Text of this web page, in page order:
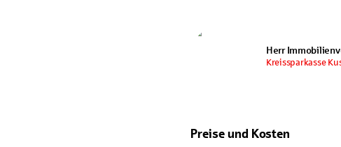
Herr
Kreissparkasse
Preise und Kosten